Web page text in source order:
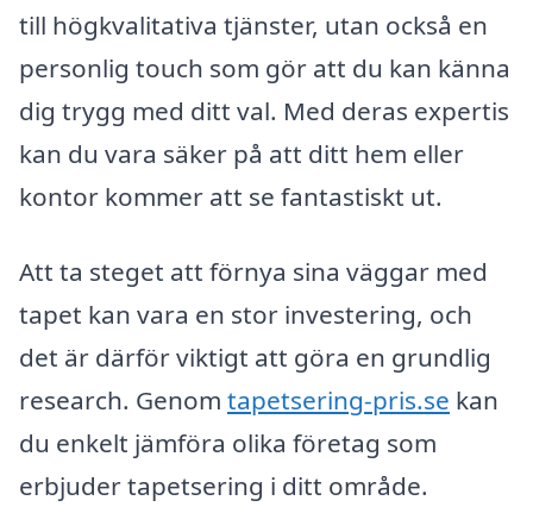
till högkvalitativa tjänster, utan också en
personlig touch som gör att du kan känna
dig trygg med ditt val. Med deras expertis
kan du vara säker på att ditt hem eller
kontor kommer att se fantastiskt ut.
Att ta steget att förnya sina väggar med
tapet kan vara en stor investering, och
det är därför viktigt att göra en grundlig
research. Genom tapetsering-pris.se kan
du enkelt jämföra olika företag som
erbjuder tapetsering i ditt område.